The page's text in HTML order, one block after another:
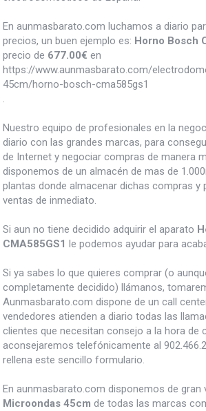
En aunmasbarato.com luchamos a diario
precios, un buen ejemplo es: Horno Bosch
precio de 677.00€ en
https://www.aunmasbarato.com/
45cm/horno-bosch-cma585gs1
.
Nuestro equipo de profesionales en la
diario con las grandes marcas, para
de Internet y negociar compras de manera
disponemos de un almacén de mas de
plantas donde almacenar dichas compras y
ventas de inmediato.
Si aun no tiene decidido adquirir el aparato
CMA585GS1 le podemos ayudar para
Si ya sabes lo que quieres comprar (o
completamente decidido) llámanos,
Aunmasbarato.com dispone de un call
vendedores atienden a diario todas las
clientes que necesitan consejo a la hora de
aconsejaremos telefónicamente al
rellena este sencillo formulario.
En aunmasbarato.com disponemos de gran
Microondas 45cm de todas las marcas